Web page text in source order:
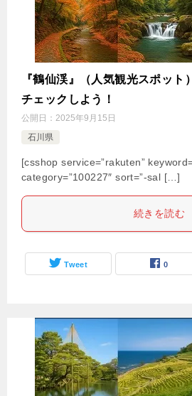
『鶴仙渓』（人気観光スポット
チェックしよう！
公開日： 2025年9月15日
石川県
[csshop service=”rakuten”
category=”100227″ sort=”-sal […]
続きを読む
Tweet 0